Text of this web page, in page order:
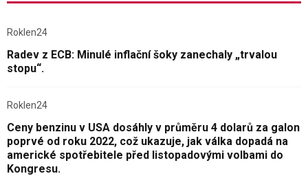
Roklen24
Radev z ECB: Minulé inflační šoky zanechaly „trvalou
stopu“.
Roklen24
Ceny benzinu v USA dosáhly v průměru 4 dolarů za galon
poprvé od roku 2022, což ukazuje, jak válka dopadá na
americké spotřebitele před listopadovými volbami do
Kongresu.